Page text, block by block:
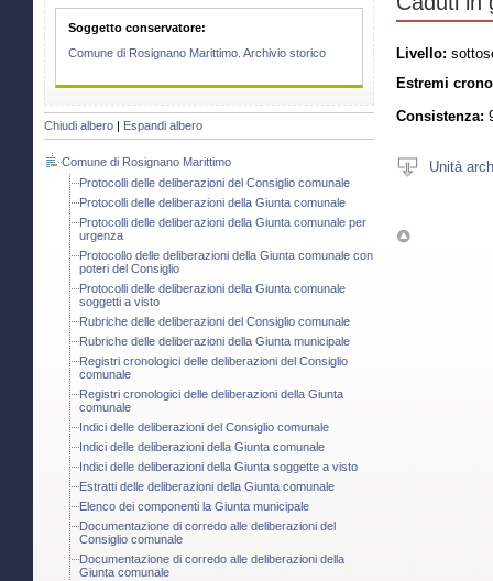
Soggetto conservatore:
Comune di Rosignano Marittimo. Archivio storico
Chiudi albero Espandi albero
Comune di Rosignano Marittimo
Protocolli delle deliberazioni del Consiglio comunale
Protocolli delle deliberazioni della Giunta comunale
Protocolli delle deliberazioni della Giunta comunale per
urgenza
Protocollo delle deliberazioni della Giunta comunale con
poteri del Consiglio
Protocolli delle deliberazioni della Giunta comunale
soggetti a visto
Rubriche delle deliberazioni del Consiglio comunale
Rubriche delle deliberazioni della Giunta municipale
Registri cronologici delle deliberazioni del Consiglio
comunale
Registri cronologici delle deliberazioni della Giunta
comunale
Indici delle deliberazioni del Consiglio comunale
Indici delle deliberazioni della Giunta comunale
Indici delle deliberazioni della Giunta soggette a visto
Estratti delle deliberazioni della Giunta comunale
Elenco dei componenti la Giunta municipale
Documentazione di corredo alle deliberazioni del
Consiglio comunale
Documentazione di corredo alle deliberazioni della
Giunta comunale
Livello:
Estremi
Consistenza:
Unità